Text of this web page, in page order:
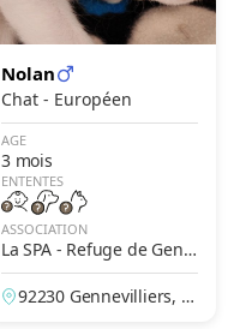
Nolan
Chat - Européen
AGE
3 mois
ENTENTES
ASSOCIATION
La SPA - Refuge de Genn
evilliers – Grammont
92230 Gennevilliers, H